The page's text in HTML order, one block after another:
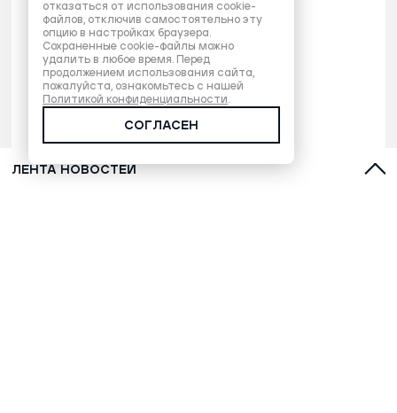
ЛЕНТА НОВОСТЕЙ
отказаться от использования cookie-
файлов, отключив самостоятельно эту
опцию в настройках браузера.
Сохраненные cookie-файлы можно
удалить в любое время. Перед
продолжением использования сайта,
пожалуйста, ознакомьтесь с нашей
Политикой конфиденциальности.
СОГЛАСЕН